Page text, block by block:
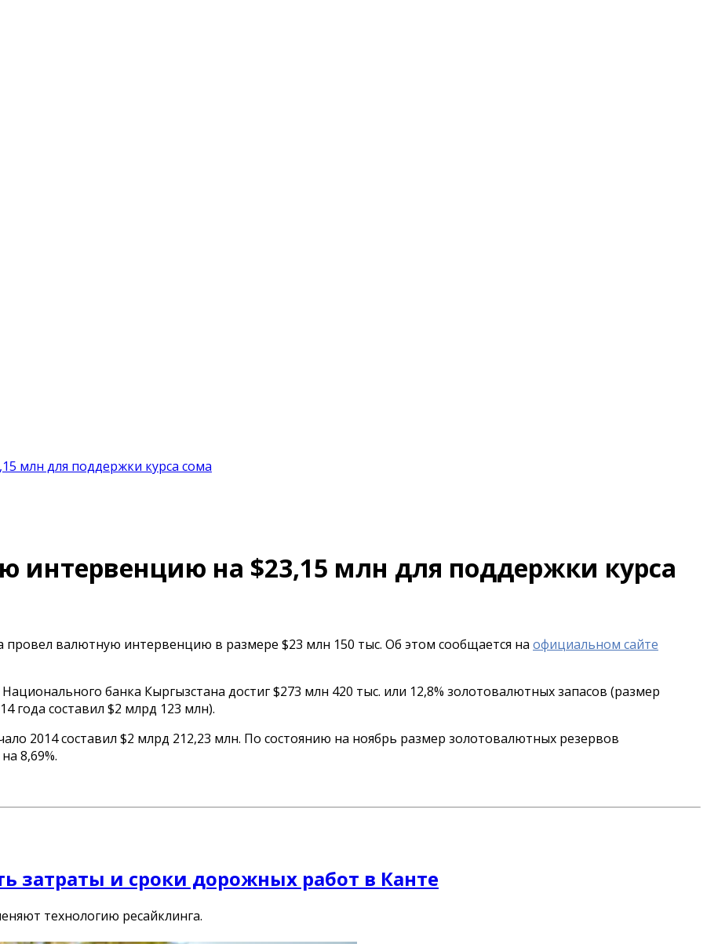
млн для поддержки курса сома
интервенцию на $23,15 млн для поддержки курса
провел валютную интервенцию в размере $23 млн 150 тыс. Об этом сообщается на официальном сайте
банка Кыргызстана достиг $273 млн 420 тыс. или 12,8% золотовалютных запасов (размер
года составил $2 млрд 123 млн).
2014 составил $2 млрд 212,23 млн. По состоянию на ноябрь размер золотовалютных резервов
8,69%.
затраты и сроки дорожных работ в Канте
технологию ресайклинга.